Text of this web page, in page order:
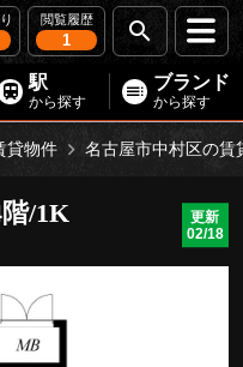
閲覧履歴
1
駅
から探す
ブランド
から探す
貸物件 名古屋市中村区の賃
/1K
更新
02/18